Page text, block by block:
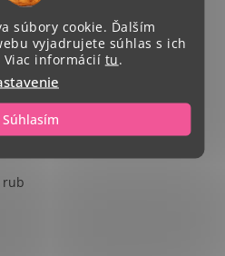
súbory cookie. Ďalším
vyjadrujete súhlas s ich
Viac informácií tu.
Súhlasím
trička
- obrátiť na rub